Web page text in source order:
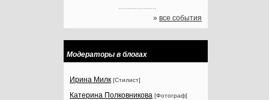
.....................
» все события
Модераторы в блогах
Ирина Милк [Стилист]
Катерина Полковникова [Фотограф]